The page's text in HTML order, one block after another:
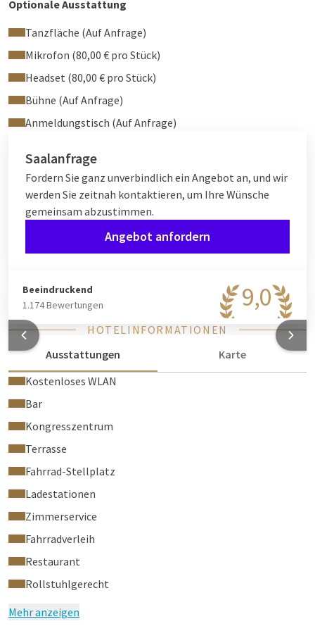
Optionale Ausstattung
Tanzfläche (Auf Anfrage)
Mikrofon (80,00 € pro Stück)
Headset (80,00 € pro Stück)
Bühne (Auf Anfrage)
Anmeldungstisch (Auf Anfrage)
Saalanfrage
Fordern Sie ganz unverbindlich ein Angebot an, und wir
werden Sie zeitnah kontaktieren, um Ihre Wünsche
gemeinsam abzustimmen.
Angebot anfordern
9,0
Beeindruckend
1.174 Bewertungen
HOTELINFORMATIONEN
Ausstattungen
Karte
Kostenloses WLAN
Bar
Kongresszentrum
Terrasse
Fahrrad-Stellplatz
Ladestationen
Zimmerservice
Fahrradverleih
Restaurant
Rollstuhlgerecht
Mehr anzeigen